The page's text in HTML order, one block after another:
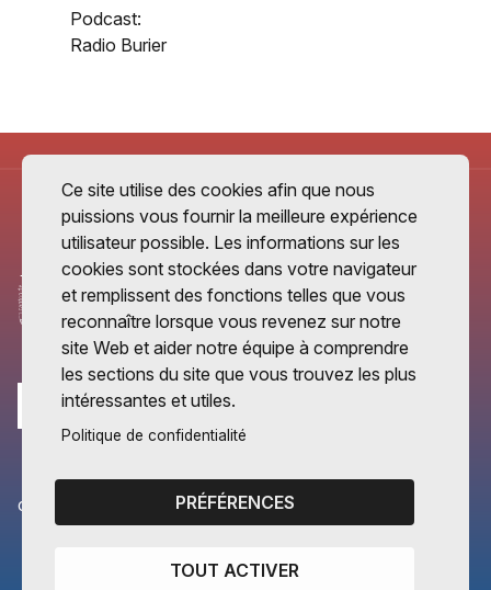
Podcast:
Radio Burier
CANTONS PARTENAIRES
Vaud
Ce site utilise des cookies afin que nous
puissions vous fournir la meilleure expérience
utilisateur possible. Les informations sur les
cookies sont stockées dans votre navigateur
et remplissent des fonctions telles que vous
reconnaître lorsque vous revenez sur notre
site Web et aider notre équipe à comprendre
les sections du site que vous trouvez les plus
intéressantes et utiles.
Politique de confidentialité
PRÉFÉRENCES
TOUT ACTIVER